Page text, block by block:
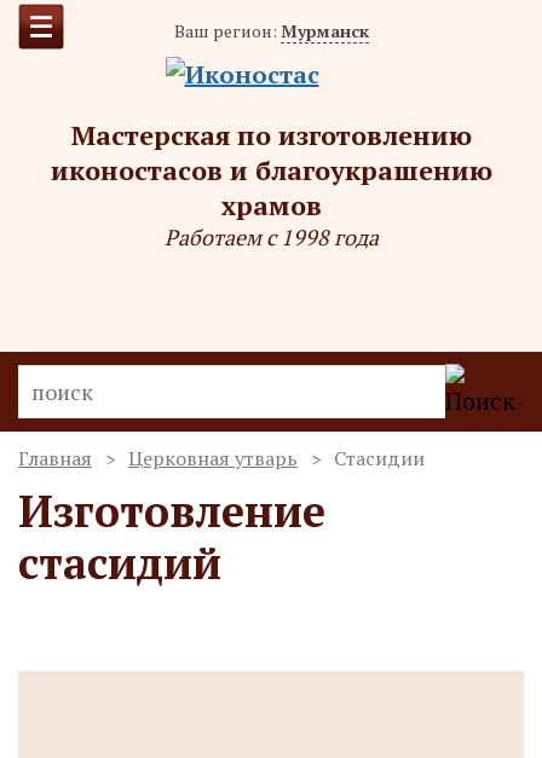
Ваш регион: Мурманск
Мастерская по изготовлению
иконостасов и благоукрашению
храмов
Работаем с 1998 года
Главная Церковная утварь Стасидии
Изготовление
стасидий